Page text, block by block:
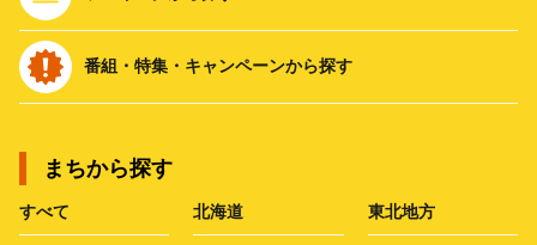
番組・特集・キャンペーンから探す
まちから探す
すべて 北海道 東北地方